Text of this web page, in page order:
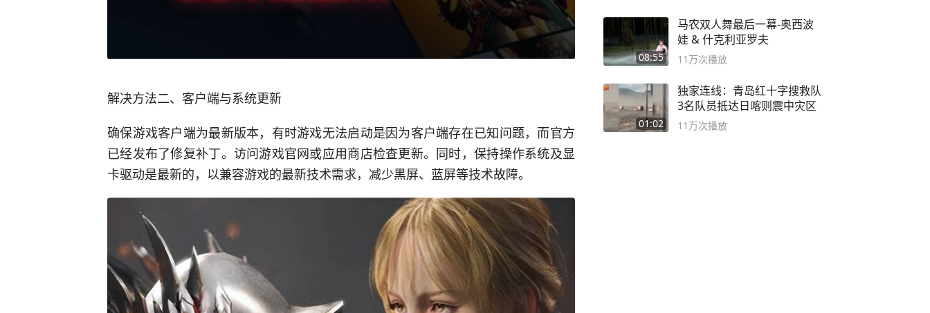
解决方法二、客户端与系统更新
确保游戏客户端为最新版本，有时游戏无法启动是因为客户端存在已知问题，而官方
已经发布了修复补丁。访问游戏官网或应用商店检查更新。同时，保持操作系统及显
卡驱动是最新的，以兼容游戏的最新技术需求，减少黑屏、蓝屏等技术故障。
08:55
马农双人舞最后一幕-奥西波
娃 & 什克利亚罗夫
11万次播放
01:02
独家连线：青岛红十字搜救队
3名队员抵达日喀则震中灾区
11万次播放